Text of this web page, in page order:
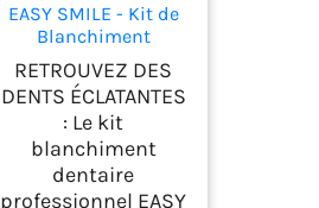
EASY SMILE - Kit de
Blanchiment
Dentaire
Professionnel avec
Lampe LED 16X - 3
Gels pour un
Blanchiment Rapide
et Efficace, Élimine
les Taches Profondes
RETROUVEZ DES
DENTS ÉCLATANTES
: Le kit
blanchiment
dentaire
professionnel EASY